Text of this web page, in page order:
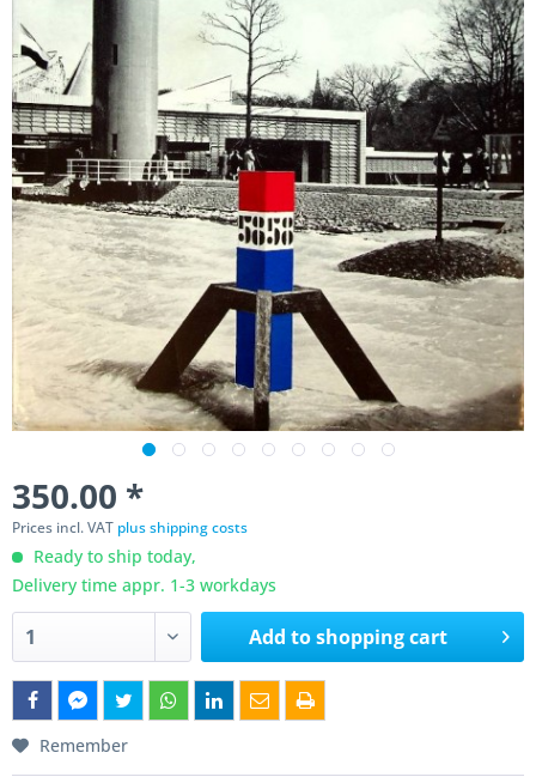
350.00 *
Prices incl. VAT plus shipping costs
Ready to ship today,
Delivery time appr. 1-3 workdays
Add toshopping cart
Remember